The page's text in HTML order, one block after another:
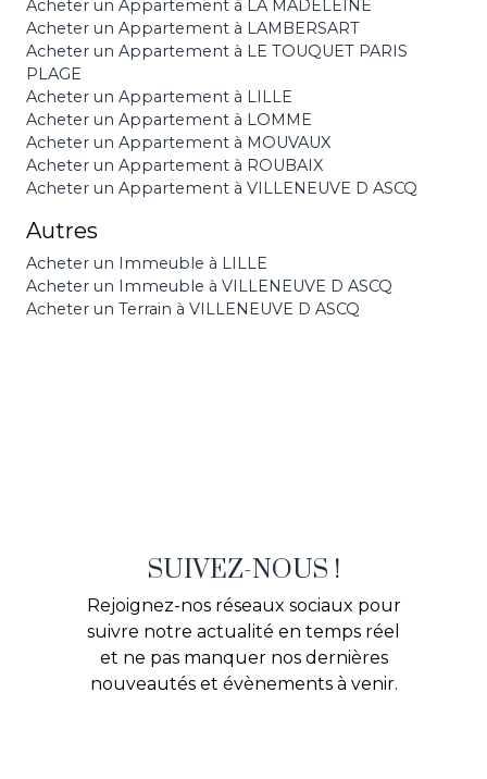
Acheter un Appartement à LA MADELEINE
Acheter un Appartement à LAMBERSART
Acheter un Appartement à LE TOUQUET PARIS
PLAGE
Acheter un Appartement à LILLE
Acheter un Appartement à LOMME
Acheter un Appartement à MOUVAUX
Acheter un Appartement à ROUBAIX
Acheter un Appartement à VILLENEUVE D ASCQ
Autres
Acheter un Immeuble à LILLE
Acheter un Immeuble à VILLENEUVE D ASCQ
Acheter un Terrain à VILLENEUVE D ASCQ
SUIVEZ-NOUS !
Rejoignez-nos réseaux sociaux pour
suivre notre actualité en temps réel
et ne pas manquer nos dernières
nouveautés et évènements à venir.